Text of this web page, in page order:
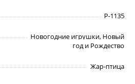
Р-1135
Новогодние игрушки, Новый
год и Рождество
Жар-птица